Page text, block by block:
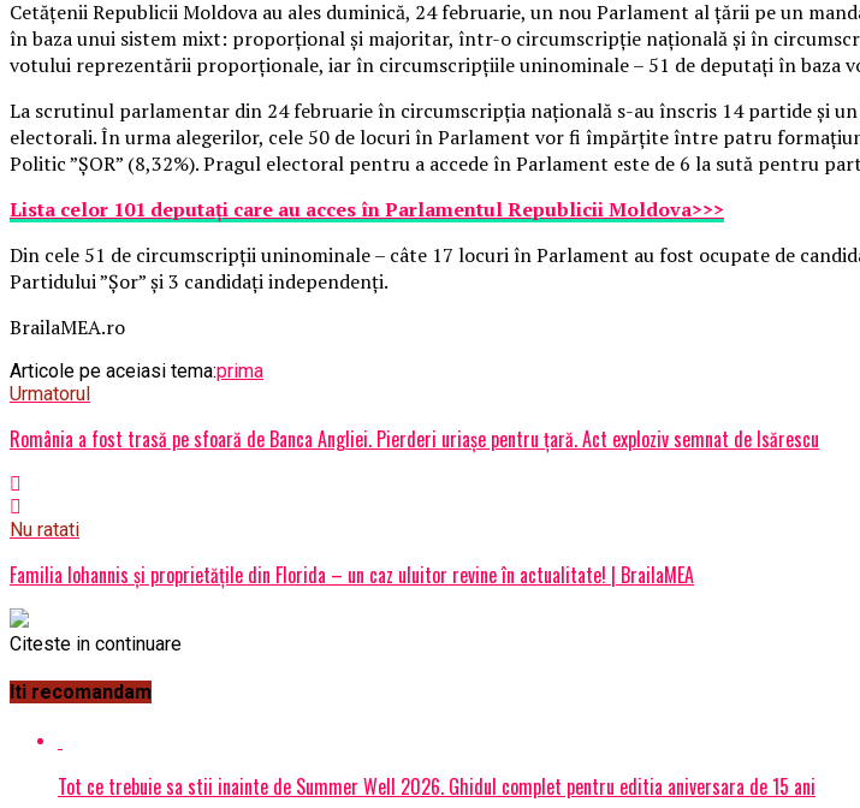
Cetățenii Republicii Moldova au ales duminică, 24 februarie, un nou Parlament al țării pe un
în baza unui sistem mixt: proporțional și majoritar, într-o circumscripție națională și în
votului reprezentării proporționale, iar în circumscripțiile uninominale – 51 de deputați în baza
La scrutinul parlamentar din 24 februarie în circumscripția națională s-au înscris 14 partide și
electorali. În urma alegerilor, cele 50 de locuri în Parlament vor fi împărțite între patru
Politic ”ȘOR” (8,32%). Pragul electoral pentru a accede în Parlament este de 6 la sută pentru
Lista celor 101 deputați care au acces în Parlamentul Republicii Moldova>>>
Din cele 51 de circumscripții uninominale – câte 17 locuri în Parlament au fost ocupate de
Partidului ”Șor” și 3 candidați independenți.
BrailaMEA.ro
Articole pe aceiasi tema:prima
Urmatorul
România a fost trasă pe sfoară de Banca Angliei. Pierderi uriașe pentru țară. Act exploziv semnat de Isărescu
Nu ratati
Familia Iohannis și proprietățile din Florida – un caz uluitor revine în actualitate! | BrailaMEA
Citeste in continuare
Iti recomandam
Tot ce trebuie sa stii inainte de Summer Well 2026. Ghidul complet pentru editia aniversara de 15 ani